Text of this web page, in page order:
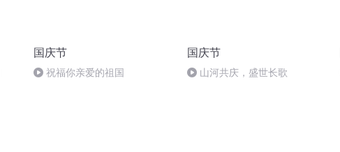
国庆节
祝福你亲爱的祖国
国庆节
山河共庆，盛世长歌